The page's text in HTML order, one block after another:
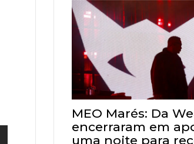
MEO Marés: Da
encerraram em
uma noite para